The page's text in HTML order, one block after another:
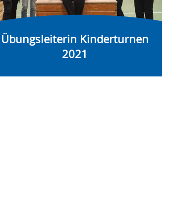
Übungsleiterin Kinderturnen
2021